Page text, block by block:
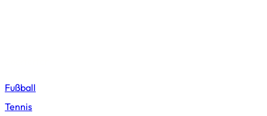
Fußball
Tennis